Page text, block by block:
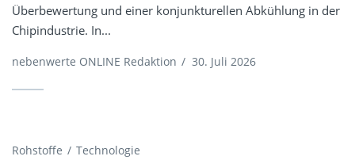
Überbewertung und einer konjunkturellen Abkühlung in der
Chipindustrie. In...
nebenwerte ONLINE Redaktion / 30. Juli 2026
Rohstoffe Technologie